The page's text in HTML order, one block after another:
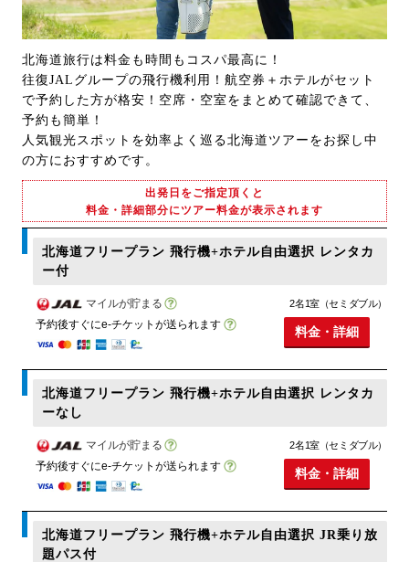
北海道旅行は料金も時間もコスパ最高に！
往復JALグループの飛行機利用！航空券＋ホテルがセット
で予約した方が格安！空席・空室をまとめて確認できて、
予約も簡単！
人気観光スポットを効率よく巡る北海道ツアーをお探し中
の方におすすめです。
出発日をご指定頂くと
料金・詳細部分にツアー料金が表示されます
北海道フリープラン 飛行機+ホテル自由選択 レンタカ
ー付
マイルが貯まる
予約後すぐにe-チケットが送られます
2名1室（セミダブル）
料金・詳細
北海道フリープラン 飛行機+ホテル自由選択 レンタカ
ーなし
マイルが貯まる
予約後すぐにe-チケットが送られます
2名1室（セミダブル）
料金・詳細
北海道フリープラン 飛行機+ホテル自由選択 JR乗り放
題パス付